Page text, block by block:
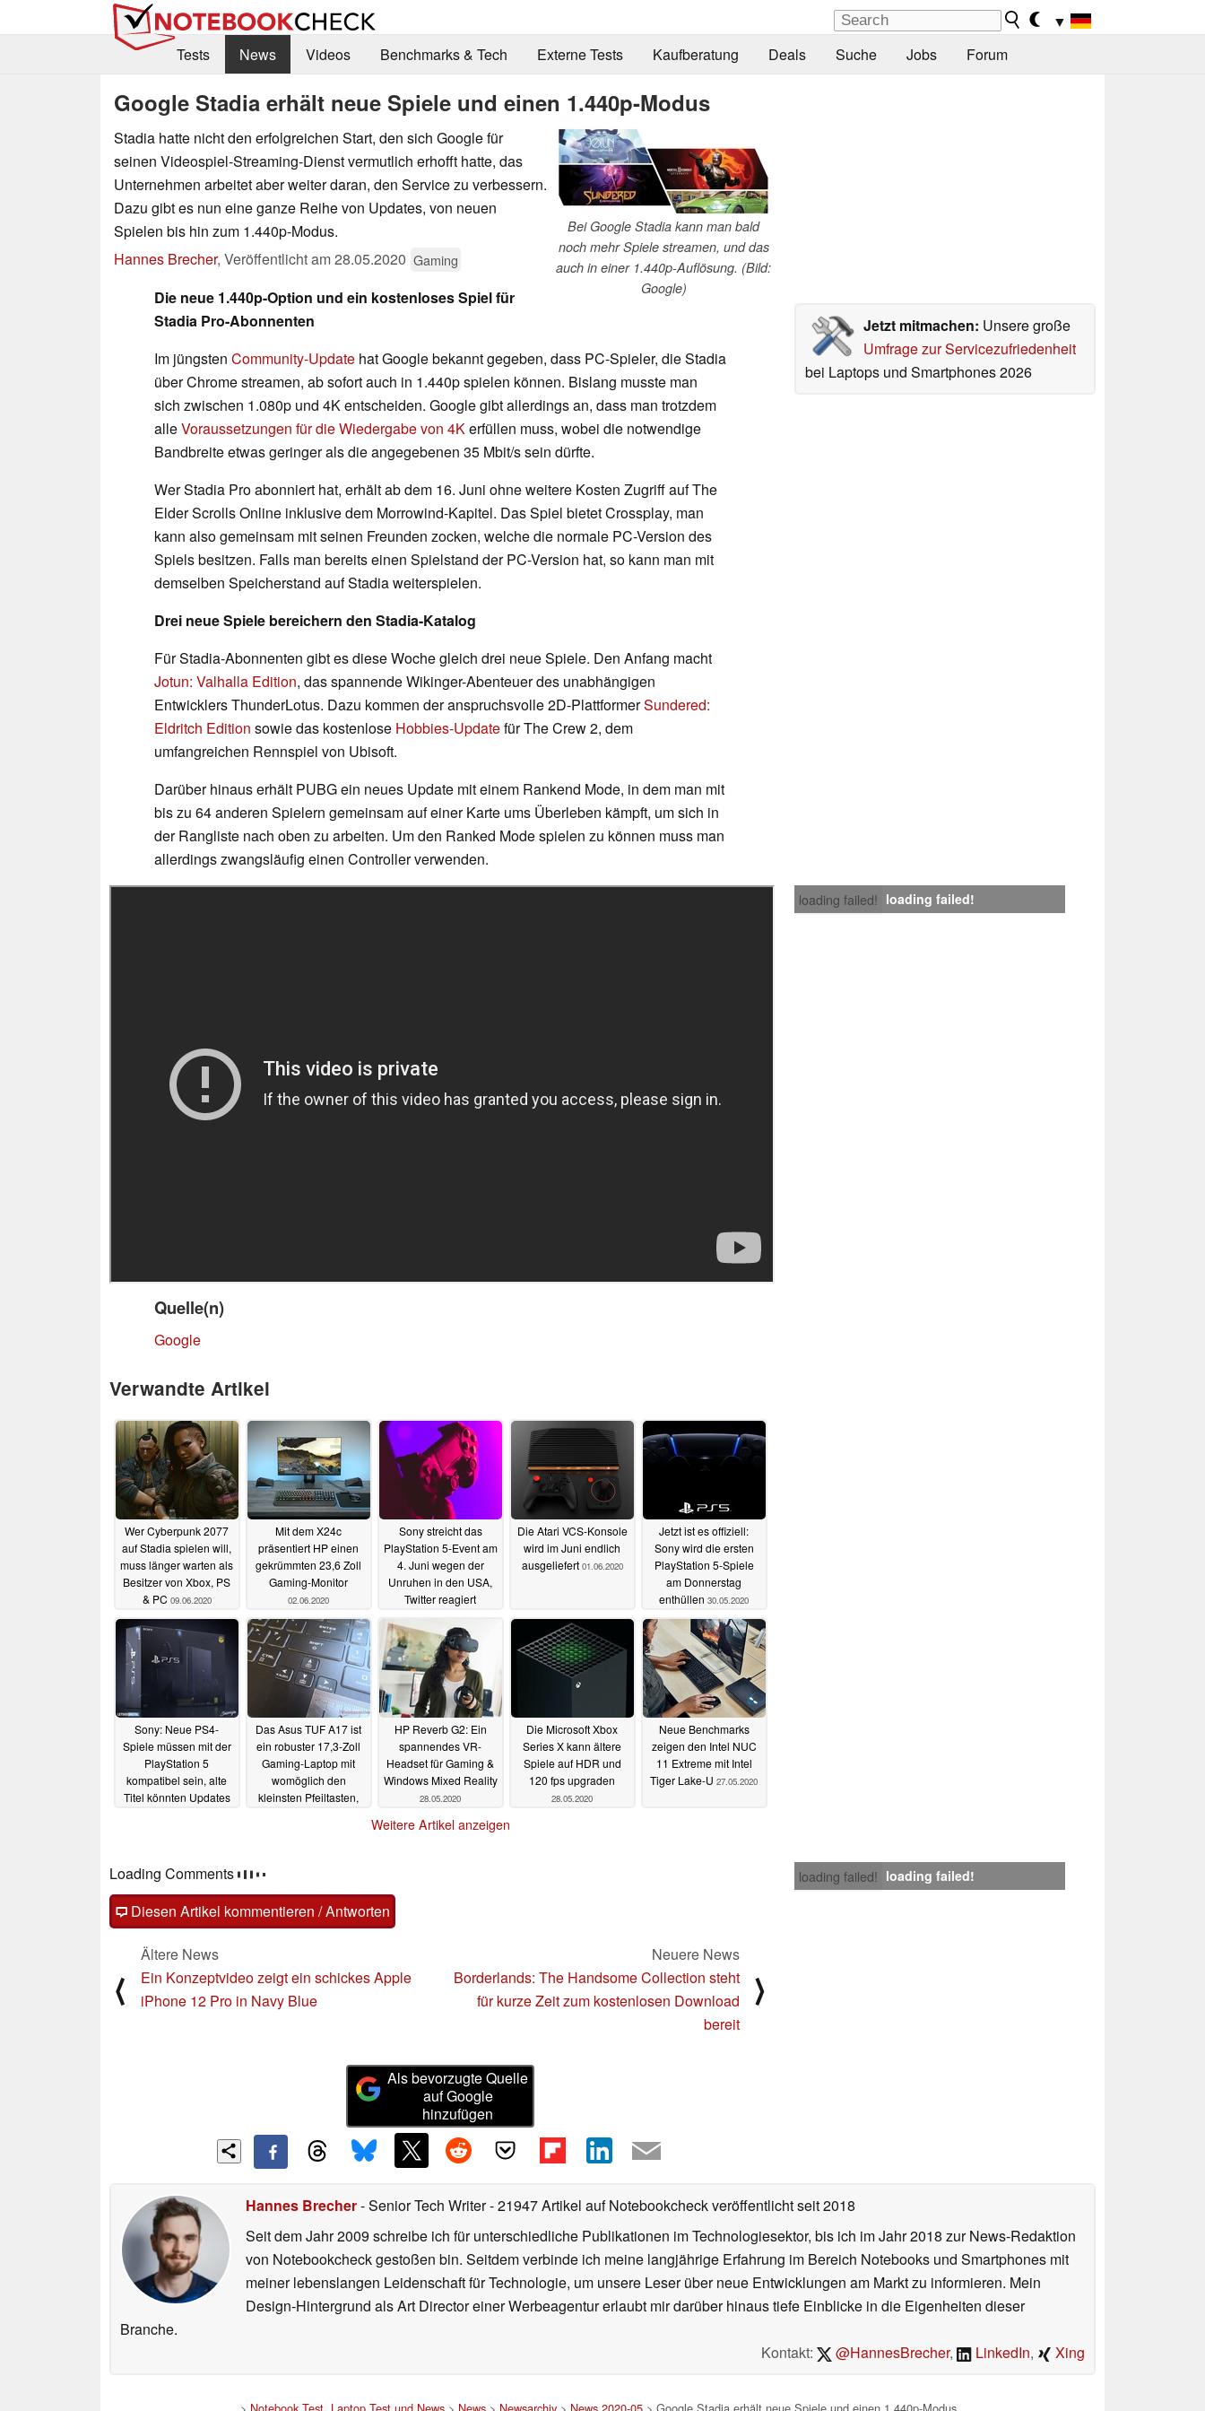
▼
Tests
News Videos Benchmarks & Tech Externe Tests Kaufberatung Deals Suche Jobs Forum
Google Stadia erhält neue Spiele und einen 1.440p-Modus
Bei Google Stadia kann man bald
noch mehr Spiele streamen, und das
auch in einer 1.440p-Auflösung. (Bild:
Google)
Stadia hatte nicht den erfolgreichen Start, den sich Google für
seinen Videospiel-Streaming-Dienst vermutlich erhofft hatte, das
Unternehmen arbeitet aber weiter daran, den Service zu verbessern.
Dazu gibt es nun eine ganze Reihe von Updates, von neuen
Spielen bis hin zum 1.440p-Modus.
Hannes Brecher, Veröffentlicht am28.05.2020 Gaming
Jetzt mitmachen: Unsere große
Umfrage zur Servicezufriedenheit
bei Laptops und Smartphones 2026
Die neue 1.440p-Option und ein kostenloses Spiel für
Stadia Pro-Abonnenten
Im jüngsten Community-Update hat Google bekannt gegeben, dass PC-Spieler, die Stadia
über Chrome streamen, ab sofort auch in 1.440p spielen können. Bislang musste man
sich zwischen 1.080p und 4K entscheiden. Google gibt allerdings an, dass man trotzdem
alleVoraussetzungen für die Wiedergabe von 4Kerfüllen muss, wobei die notwendige
Bandbreite etwas geringer als die angegebenen 35 Mbit/s sein dürfte.
Wer Stadia Pro abonniert hat, erhält ab dem 16. Juni ohne weitere Kosten Zugriff auf The
Elder Scrolls Online inklusive dem Morrowind-Kapitel. Das Spiel bietet Crossplay, man
kann also gemeinsam mit seinen Freunden zocken, welche die normale PC-Version des
Spiels besitzen. Falls man bereits einen Spielstand der PC-Version hat, so kann man mit
demselben Speicherstand auf Stadia weiterspielen.
Drei neue Spiele bereichern den Stadia-Katalog
Für Stadia-Abonnenten gibt es diese Woche gleich drei neue Spiele. Den Anfang macht
Jotun: Valhalla Edition, das spannende Wikinger-Abenteuer des unabhängigen
Entwicklers ThunderLotus. Dazu kommen der anspruchsvolle 2D-PlattformerSundered:
Eldritch Edition sowie das kostenlose Hobbies-Updatefür The Crew 2, dem
umfangreichen Rennspiel von Ubisoft.
Darüber hinaus erhält PUBG ein neues Update mit einem Rankend Mode, in dem man mit
bis zu 64 anderen Spielern gemeinsam auf einer Karte ums Überleben kämpft, um sich in
der Rangliste nach oben zu arbeiten. Um den Ranked Mode spielen zu können muss man
allerdings zwangsläufig einen Controller verwenden.
loading failed! loading failed!
Quelle(n)
Google
Verwandte Artikel
Wer Cyberpunk 2077
auf Stadia spielen will,
muss länger warten als
Besitzer von Xbox, PS
& PC 09.06.2020
Mit dem X24c
präsentiert HP einen
gekrümmten 23,6 Zoll
Gaming-Monitor
02.06.2020
Sony streicht das
PlayStation 5-Event am
4. Juni wegen der
Unruhen in den USA,
Twitter reagiert
gespalten 01.06.2020
Die Atari VCS-Konsole
wird im Juni endlich
ausgeliefert 01.06.2020
Jetzt ist es offiziell:
Sony wird die ersten
PlayStation 5-Spiele
am Donnerstag
enthüllen 30.05.2020
Sony: Neue PS4-
Spiele müssen mit der
PlayStation 5
kompatibel sein, alte
Titel könnten Updates
Das Asus TUF A17 ist
ein robuster 17,3-Zoll
Gaming-Laptop mit
womöglich den
kleinsten Pfeiltasten,
HP Reverb G2: Ein
spannendes VR-
Headset für Gaming &
Windows Mixed Reality
28.05.2020
Die Microsoft Xbox
Series X kann ältere
Spiele auf HDR und
120 fps upgraden
28.05.2020
Neue Benchmarks
zeigen den Intel NUC
11 Extreme mit Intel
Tiger Lake-U 27.05.2020
Weitere Artikel anzeigen
loading failed! loading failed!
Loading Comments
Diesen Artikel kommentieren / Antworten
⟨
Ältere News
Ein Konzeptvideo zeigt ein schickes Apple
iPhone 12 Pro in Navy Blue
Neuere News
Borderlands: The Handsome Collection steht
für kurze Zeit zum kostenlosen Download
bereit
⟩
Als bevorzugte Quelle
auf Google
hinzufügen
Hannes Brecher- Senior Tech Writer- 21947 Artikel auf Notebookcheck veröffentlichtseit 2018
Seit dem Jahr 2009 schreibe ich für unterschiedliche Publikationen im Technologiesektor, bis ich im Jahr 2018 zur News-Redaktion
von Notebookcheck gestoßen bin. Seitdem verbinde ich meine langjährige Erfahrung im Bereich Notebooks und Smartphones mit
meiner lebenslangen Leidenschaft für Technologie, um unsere Leser über neue Entwicklungen am Markt zu informieren. Mein
Design-Hintergrund als Art Director einer Werbeagentur erlaubt mir darüber hinaus tiefe Einblicke in die Eigenheiten dieser
Branche.
Kontakt:
@HannesBrecher, LinkedIn, Xing